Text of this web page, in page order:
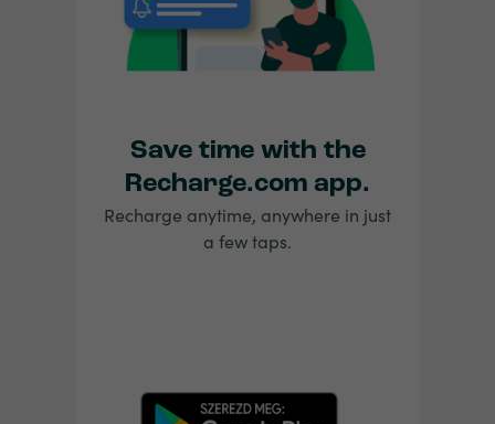
Save time with the
Recharge.com app.
Recharge anytime, anywhere in just
a few taps.